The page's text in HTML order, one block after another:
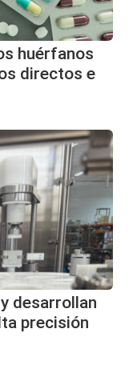
huérfanos
directos e
desarrollan
precisión